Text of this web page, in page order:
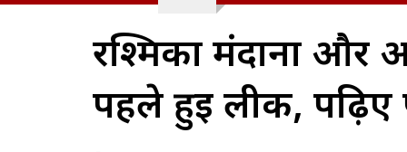
रश्मिका मंदाना और
पहले हुई लीक, पढ़िए